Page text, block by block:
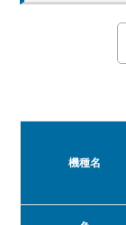
機種名